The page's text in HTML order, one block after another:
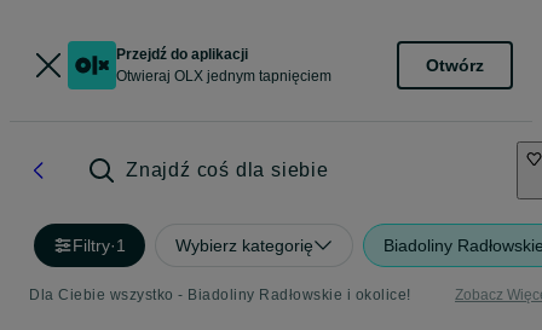
Przejdź do aplikacji
Otwieraj OLX jednym tapnięciem
Otwórz
Znajdź coś dla siebie
Filtry·1 Wybierz kategorię Biadoliny
Dla Ciebie wszystko - Biadoliny Radłowskie i okolice! Zobacz